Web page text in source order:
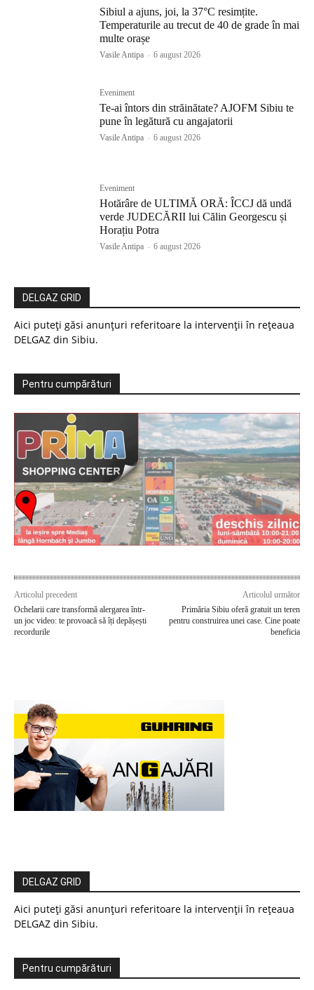
Sibiul a ajuns, joi, la 37°C resimțite.
Temperaturile au trecut de 40 de grade în mai
multe orașe
Vasile Antipa - 6 august 2026
Eveniment
Te-ai întors din străinătate? AJOFM Sibiu te
pune în legătură cu angajatorii
Vasile Antipa - 6 august 2026
Eveniment
Hotărâre de ULTIMĂ ORĂ: ÎCCJ dă undă
verde JUDECĂRII lui Călin Georgescu și
Horațiu Potra
Vasile Antipa - 6 august 2026
DELGAZ GRID
Aici puteți găsi anunțuri referitoare la intervenții în rețeaua
DELGAZ din Sibiu.
Pentru cumpărături
Articolul precedent
Ochelarii care transformă alergarea într-
un joc video: te provoacă să îți depășești
recordurile
Articolul următor
Primăria Sibiu oferă gratuit un teren
pentru construirea unei case. Cine poate
beneficia
DELGAZ GRID
Aici puteți găsi anunțuri referitoare la intervenții în rețeaua
DELGAZ din Sibiu.
Pentru cumpărături